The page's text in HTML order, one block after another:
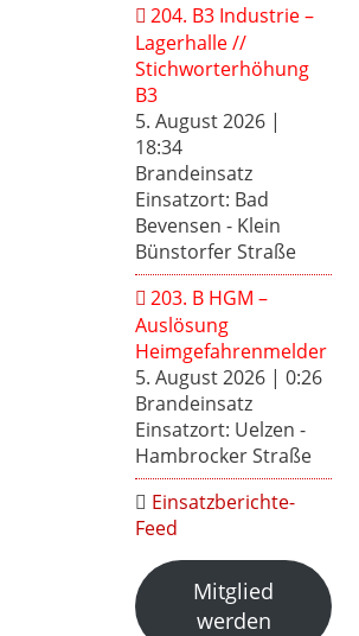
204. B3 Industrie –
Lagerhalle //
Stichworterhöhung
B3
5. August 2026 |
18:34
Brandeinsatz
Einsatzort: Bad
Bevensen - Klein
Bünstorfer Straße
203. B HGM –
Auslösung
Heimgefahrenmelder
5. August 2026 | 0:26
Brandeinsatz
Einsatzort: Uelzen -
Hambrocker Straße
Einsatzberichte-
Feed
Mitglied
werden